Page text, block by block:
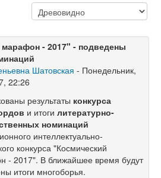
- 2017" - подведены
Шатовская - Понедельник,
22:26
результаты конкурса
и итоги литературно-
номинаций
интеллектуально-
конкурса "Космический
- 2017". В ближайшее время будут
итоги многоборья.